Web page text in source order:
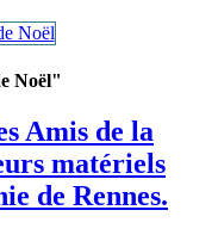
Noël"
Amis de la
matériels
de Rennes.